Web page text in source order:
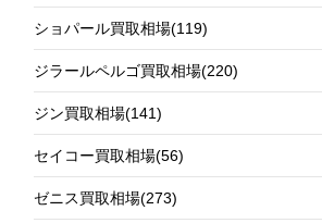
ショパール買取相場(119)
ジラールペルゴ買取相場(220)
ジン買取相場(141)
セイコー買取相場(56)
ゼニス買取相場(273)